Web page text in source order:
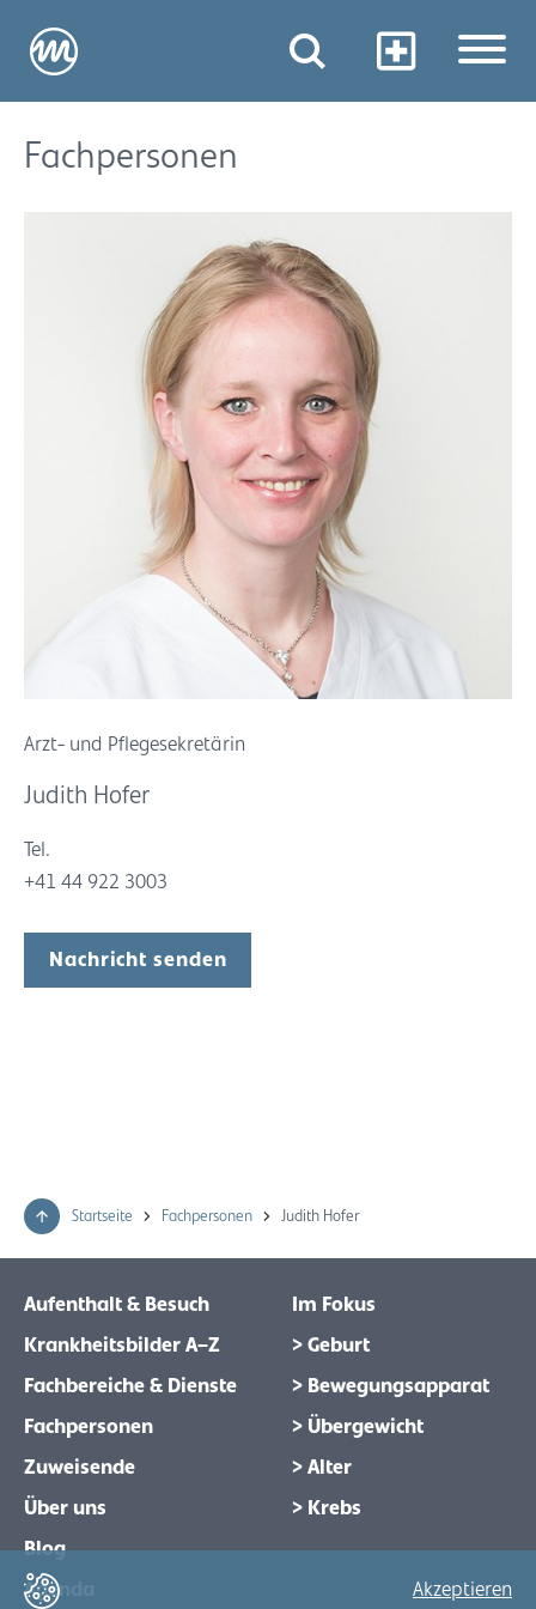
Fachpersonen
Arzt- und Pflegesekretärin
Judith Hofer
Tel.
+41 44 922 3003
Nachricht senden
Akzeptieren
Startseite Fachpersonen Judith Hofer
Aufenthalt & Besuch
Krankheitsbilder A–Z
Fachbereiche & Dienste
Fachpersonen
Zuweisende
Über uns
Blog
Agenda
Im Fokus
> Geburt
> Bewegungsapparat
> Übergewicht
> Alter
> Krebs